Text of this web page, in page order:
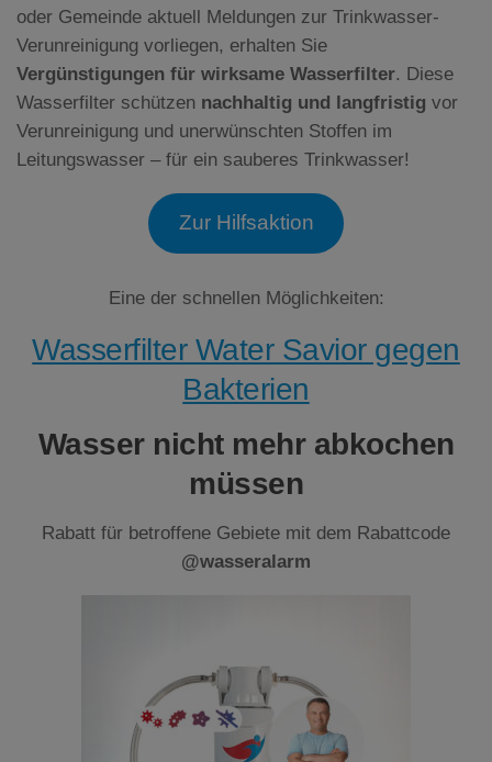
oder Gemeinde aktuell Meldungen zur Trinkwasser-
Verunreinigung vorliegen, erhalten Sie
Vergünstigungen für wirksame Wasserfilter. Diese
Wasserfilter schützen nachhaltig und langfristig vor
Verunreinigung und unerwünschten Stoffen im
Leitungswasser – für ein sauberes Trinkwasser!
Zur Hilfsaktion
Eine der schnellen Möglichkeiten:
Wasserfilter Water Savior gegen
Bakterien
Wasser nicht mehr abkochen
müssen
Rabatt für betroffene Gebiete mit dem Rabattcode
@wasseralarm